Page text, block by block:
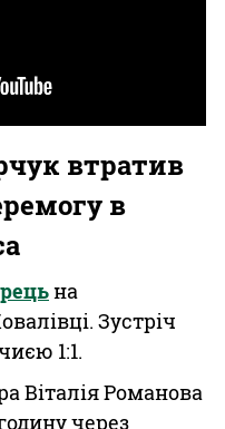
втратив
в
на
Зустріч
1:1.
Віталія Романова
через